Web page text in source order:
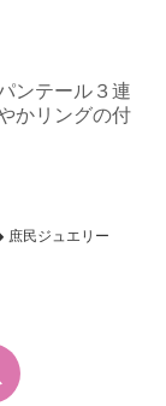
ンテール３連
かリングの付
庶民ジュエリー